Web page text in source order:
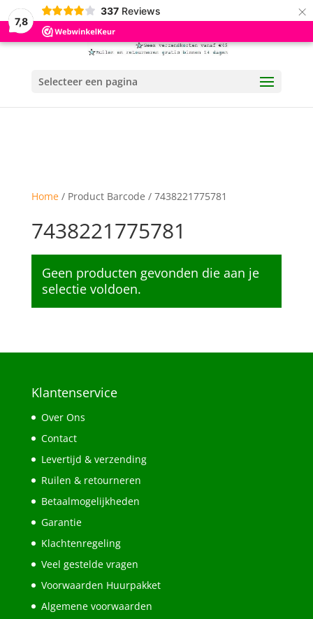
7,8
337 Reviews ×
Selecteer een pagina
Home/ Product Barcode / 7438221775781
7438221775781
Geen producten gevonden die aan je
selectie voldoen.
Klantenservice
Over Ons
Contact
Levertijd & verzending
Ruilen & retourneren
Betaalmogelijkheden
Garantie
Klachtenregeling
Veel gestelde vragen
Voorwaarden Huurpakket
Algemene voorwaarden